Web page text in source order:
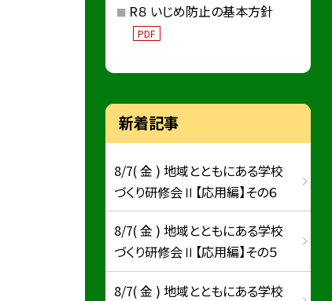
R８ いじめ防止の基本方針
PDF
新着記事
8/7( 金 ) 地域とともにある学校
づくり研修会Ⅱ【応用編】その６
8/7( 金 ) 地域とともにある学校
づくり研修会Ⅱ【応用編】その５
8/7( 金 ) 地域とともにある学校